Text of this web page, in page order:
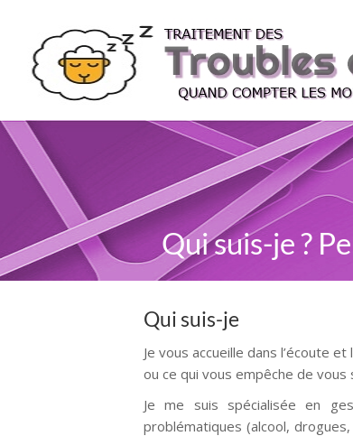
Qui suis-je ?
Qui suis-je
Je vous accueille dans l’écoute
ou ce qui vous empêche de
Je me suis spécialisée en
problématiques (alcool,